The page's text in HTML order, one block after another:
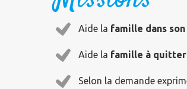
Aide la famille dans
Aide la famille à
Selon la demande